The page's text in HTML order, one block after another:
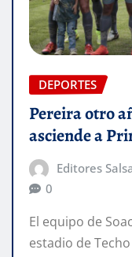
DEPORTES
Pereira otro
asciende a
Editores
0
El equipo de
estadio de